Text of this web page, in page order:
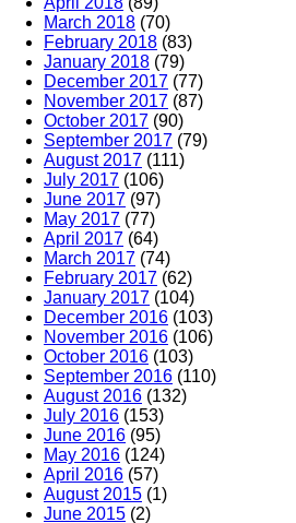
March 2018 (70)
February 2018 (83)
January 2018 (79)
December 2017 (77)
November 2017 (87)
October 2017 (90)
September 2017 (79)
August 2017 (111)
July 2017 (106)
June 2017 (97)
May 2017 (77)
April 2017 (64)
March 2017 (74)
February 2017 (62)
January 2017 (104)
December 2016 (103)
November 2016 (106)
October 2016 (103)
September 2016 (110)
August 2016 (132)
July 2016 (153)
June 2016 (95)
May 2016 (124)
April 2016 (57)
August 2015 (1)
June 2015 (2)